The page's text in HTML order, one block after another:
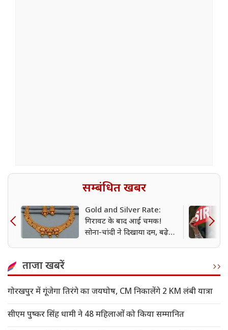
सम्बंधित खबर
Gold and Silver Rate:
गिरावट के बाद आई चमक!
सोना-चांदी ने दिखाया दम, बढ़े
ताजा खबरें
गोरखपुर में गूंजेगा तिरंगे का जयघोष, CM निकालेंगे 2 KM लंबी यात्रा
सीएम पुष्कर सिंह धामी ने 48 महिलाओं को किया सम्मानित